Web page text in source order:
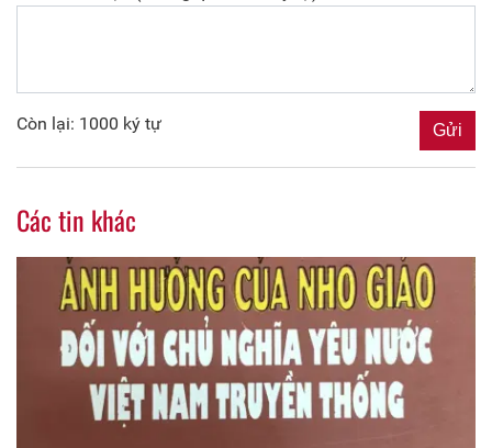
Còn lại: 1000 ký tự
Các tin khác